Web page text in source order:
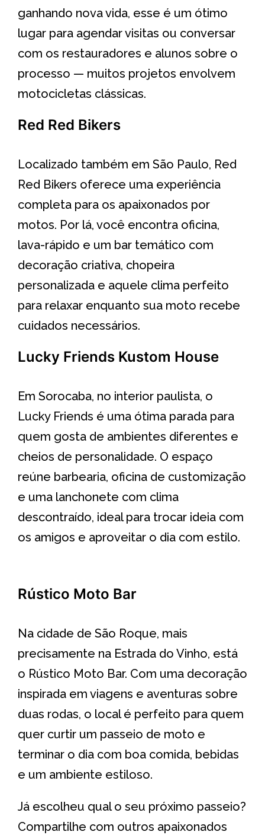
ganhando nova vida, esse é um ótimo
lugar para agendar visitas ou conversar
com os restauradores e alunos sobre o
processo — muitos projetos envolvem
motocicletas clássicas.
Red Red Bikers
Localizado também em São Paulo, Red
Red Bikers oferece uma experiência
completa para os apaixonados por
motos. Por lá, você encontra oficina,
lava-rápido e um bar temático com
decoração criativa, chopeira
personalizada e aquele clima perfeito
para relaxar enquanto sua moto recebe
cuidados necessários.
Lucky Friends Kustom House
Em Sorocaba, no interior paulista, o
Lucky Friends é uma ótima parada para
quem gosta de ambientes diferentes e
cheios de personalidade. O espaço
reúne barbearia, oficina de customização
e uma lanchonete com clima
descontraído, ideal para trocar ideia com
os amigos e aproveitar o dia com estilo.
Rústico Moto Bar
Na cidade de São Roque, mais
precisamente na Estrada do Vinho, está
o Rústico Moto Bar. Com uma decoração
inspirada em viagens e aventuras sobre
duas rodas, o local é perfeito para quem
quer curtir um passeio de moto e
terminar o dia com boa comida, bebidas
e um ambiente estiloso.
Já escolheu qual o seu próximo passeio?
Compartilhe com outros apaixonados